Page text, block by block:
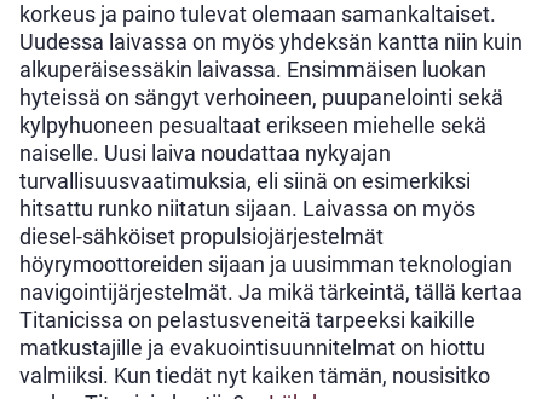
korkeus ja paino tulevat olemaan samankaltaiset.
Uudessa laivassa on myös yhdeksän kantta niin kuin
alkuperäisessäkin laivassa. Ensimmäisen luokan
hyteissä on sängyt verhoineen, puupanelointi sekä
kylpyhuoneen pesualtaat erikseen miehelle sekä
naiselle. Uusi laiva noudattaa nykyajan
turvallisuusvaatimuksia, eli siinä on esimerkiksi
hitsattu runko niitatun sijaan. Laivassa on myös
diesel-sähköiset propulsiojärjestelmät
höyrymoottoreiden sijaan ja uusimman teknologian
navigointijärjestelmät. Ja mikä tärkeintä, tällä kertaa
Titanicissa on pelastusveneitä tarpeeksi kaikille
matkustajille ja evakuointisuunnitelmat on hiottu
valmiiksi. Kun tiedät nyt kaiken tämän, nousisitko